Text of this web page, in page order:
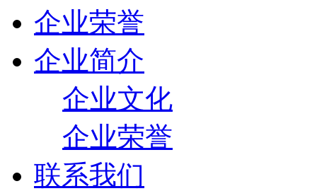
企业荣誉
企业简介
企业文化
企业荣誉
联系我们